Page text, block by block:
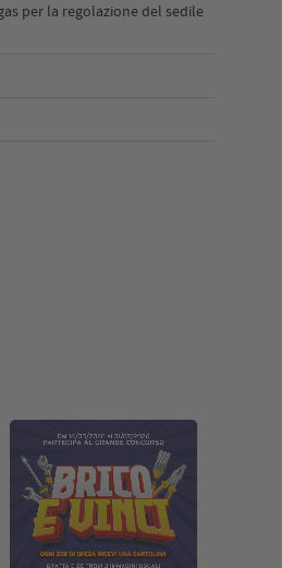
per la regolazione del sedile